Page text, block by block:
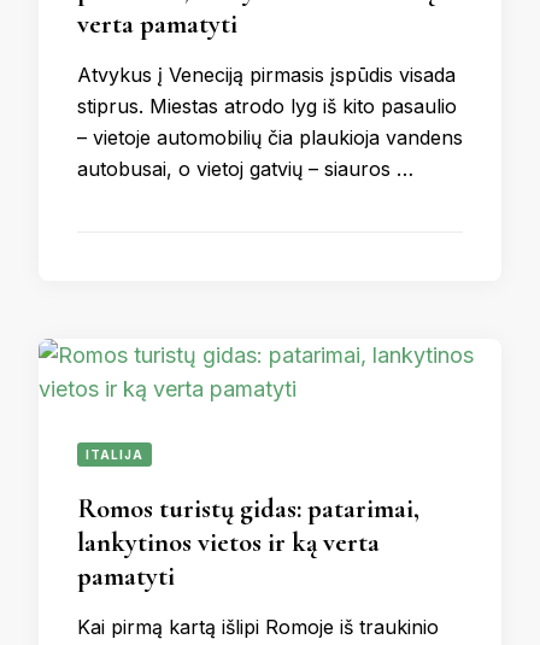
verta pamatyti
Atvykus į Veneciją pirmasis įspūdis visada
stiprus. Miestas atrodo lyg iš kito pasaulio
– vietoje automobilių čia plaukioja vandens
autobusai, o vietoj gatvių – siauros …
ITALIJA
Romos turistų gidas: patarimai,
lankytinos vietos ir ką verta
pamatyti
Kai pirmą kartą išlipi Romoje iš traukinio